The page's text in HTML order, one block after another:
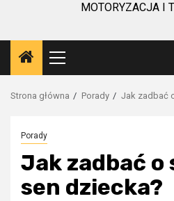
MOTORYZACJA I
Menu
główne
Strona główna Porady Jak zadbać
Porady
Jak zadbać o
sen dziecka?